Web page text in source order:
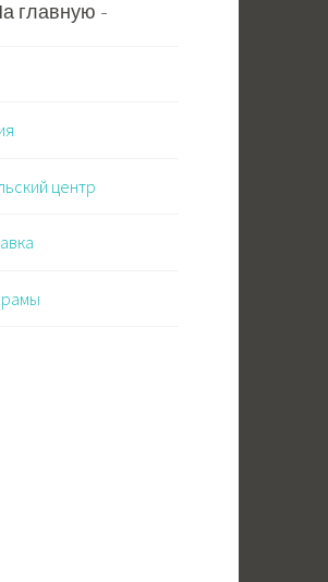
главную
центр